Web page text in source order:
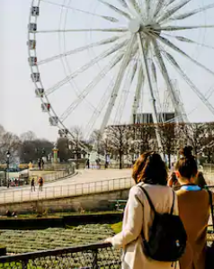
as seta para cima e para baixo